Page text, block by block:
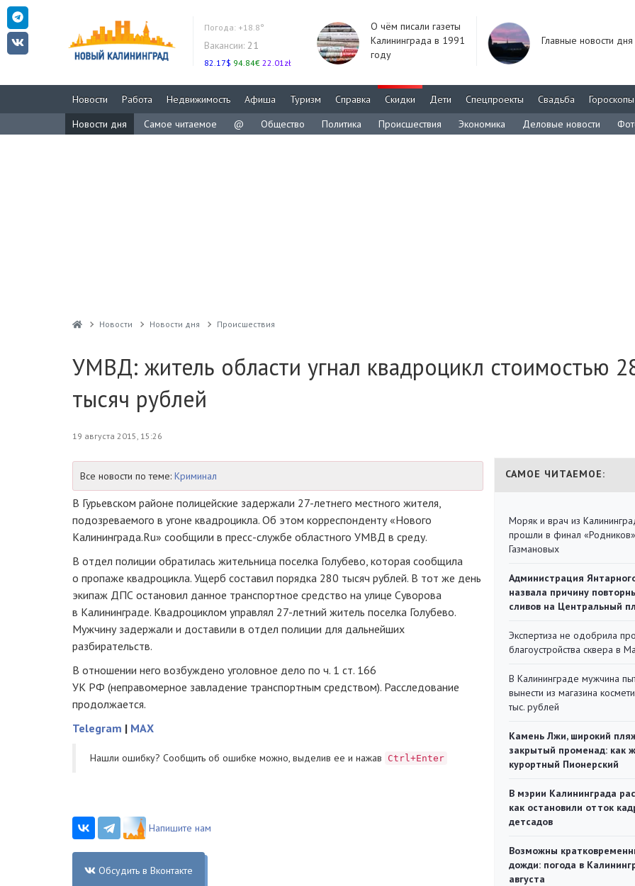
Погода: +18.8°
Вакансии: 21
82.17$ 94.84€ 22.01zł
О чём писали газеты
Калининграда в 1991
году
Главные новости дня
Новости Работа Недвижимость Афиша Туризм Справка Скидки Дети Спецпроекты Свадьба
Гороскопы
Новости дня
Самое читаемое @ Общество Политика Происшествия Экономика Деловые новости
Новости Новости дня Проиcшествия
УМВД: житель области угнал квадроцикл стоимостью
тысяч рублей
19 августа 2015, 15:26
Все новости по теме: Криминал
В Гурьевском районе полицейские задержали 27-летнего местного жителя,
подозреваемого в угоне квадроцикла. Об этом корреспонденту «Нового
Калининграда.Ru» сообщили в пресс-службе областного УМВД в среду.
В отдел полиции обратилась жительница поселка Голубево, которая сообщила
о пропаже квадроцикла. Ущерб составил порядка 280 тысяч рублей. В тот же день
экипаж ДПС остановил данное транспортное средство на улице Суворова
в Калининграде. Квадроциклом управлял 27-летний житель поселка Голубево.
Мужчину задержали и доставили в отдел полиции для дальнейших
разбирательств.
В отношении него возбуждено уголовное дело по ч. 1 ст. 166
УК РФ (неправомерное завладение транспортным средством). Расследование
продолжается.
Telegram | MAX
Нашли ошибку? Cообщить об ошибке можно, выделив ее и нажав Ctrl+Enter
Напишите нам
Обсудить в Вконтакте
САМОЕ ЧИТАЕМОЕ:
Моряк и врач из
прошли в финал «Родников»
Газмановых
Администрация
назвала причину
сливов на Центральный
Экспертиза не одобрила
благоустройства сквера в
В Калининграде мужчина
вынести из магазина
тыс. рублей
Камень Лжи, широкий
закрытый променад: как
курортный Пионерский
В мэрии Калининграда
как остановили отток
детсадов
Возможны
дожди: погода в
августа